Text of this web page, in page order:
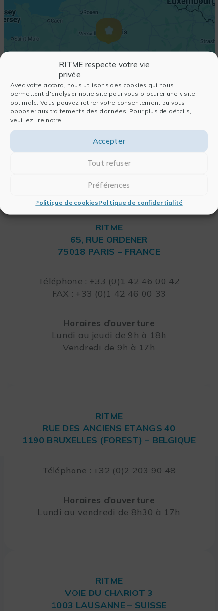
RITME respecte votre vie
privée
Avec votre accord, nous utilisons des cookies qui nous
permettent d'analyser notre site pour vous procurer une visite
optimale. Vous pouvez retirer votre consentement ou vous
opposer aux traitements des données. Pour plus de détails,
veuillez lire notre
Accepter
Tout refuser
Préférences
Politique de cookiesPolitique de confidentialité
RITME
65, RUE ORDENER
75018 PARIS – FRANCE
Téléphone : +33 (0)1 42 46 00 42
FAX : +33 (0)1 42 46 00 33
Horaires d’ouverture
Lundi au jeudi de 9h à 18h
Vendredi de 9h à 17h
RITME
RUE DES ANCIENS ETANGS 40
1190 BRUXELLES (FOREST) – BELGIQUE
Téléphone : +32 (0)2 203 90 48
Horaires d’ouverture
Lundi au vendredi de 8h30 à 17h
RITME
VOIE DU CHARIOT 3
1003 LAUSANNE – SUISSE